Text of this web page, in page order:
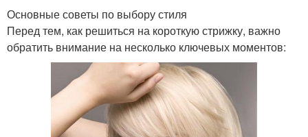
Основные советы по выбору стиля
Перед тем, как решиться на короткую стрижку, важно
обратить внимание на несколько ключевых моментов: